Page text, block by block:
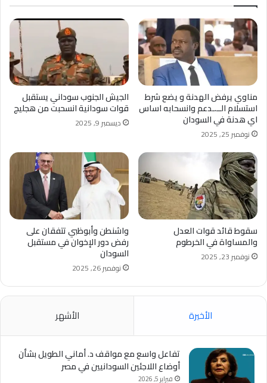
مناوي يرفض الهدنة و يضع شرط
استسلام الــ.ـدعم وانسحابه اساس
اي هدنة في السودان
نوفمبر 25, 2025
الجيش الجنوب سوداني يستقبل
قوات سودانية انسحبت من هجليج
ديسمبر 9, 2025
سقوط قائد قوات العدل
والمساواة في الخرطوم
نوفمبر 23, 2025
واشنطن وأبوظبي تتفقان على
رفض دور الإخوان في مستقبل
السودان
نوفمبر 26, 2025
الأخيرة الأشهر
تفاعل واسع مع مواقف د. أماني الطويل بشأن
أوضاع اللاجئين السودانيين في مصر
فبراير 5, 2026